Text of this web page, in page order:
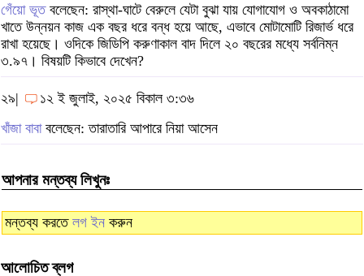
গেঁয়ো ভূতবলেছেন: রাস্থা-ঘাটে বেরুলে যেটা বুঝা যায় যোগাযোগ ও অবকাঠামো
খাতে উন্নয়ন কাজ এক বছর ধরে বন্ধ হয়ে আছে, এভাবে মোটামোটি রিজার্ভ ধরে
রাখা হয়েছে। ওদিকে জিডিপি করুণাকাল বাদ দিলে ২০ বছরের মধ্যে সর্বনিম্ন
৩.৯৭। বিষয়টি কিভাবে দেখেন?
২৯|
১২ ই জুলাই, ২০২৫ বিকাল ৩:৩৬
খাঁজা বাবাবলেছেন: তারাতারি আপারে নিয়া আসেন
আপনার মন্তব্য লিখুনঃ
মন্তব্য করতে লগ ইন করুন
আলোচিত ব্লগ